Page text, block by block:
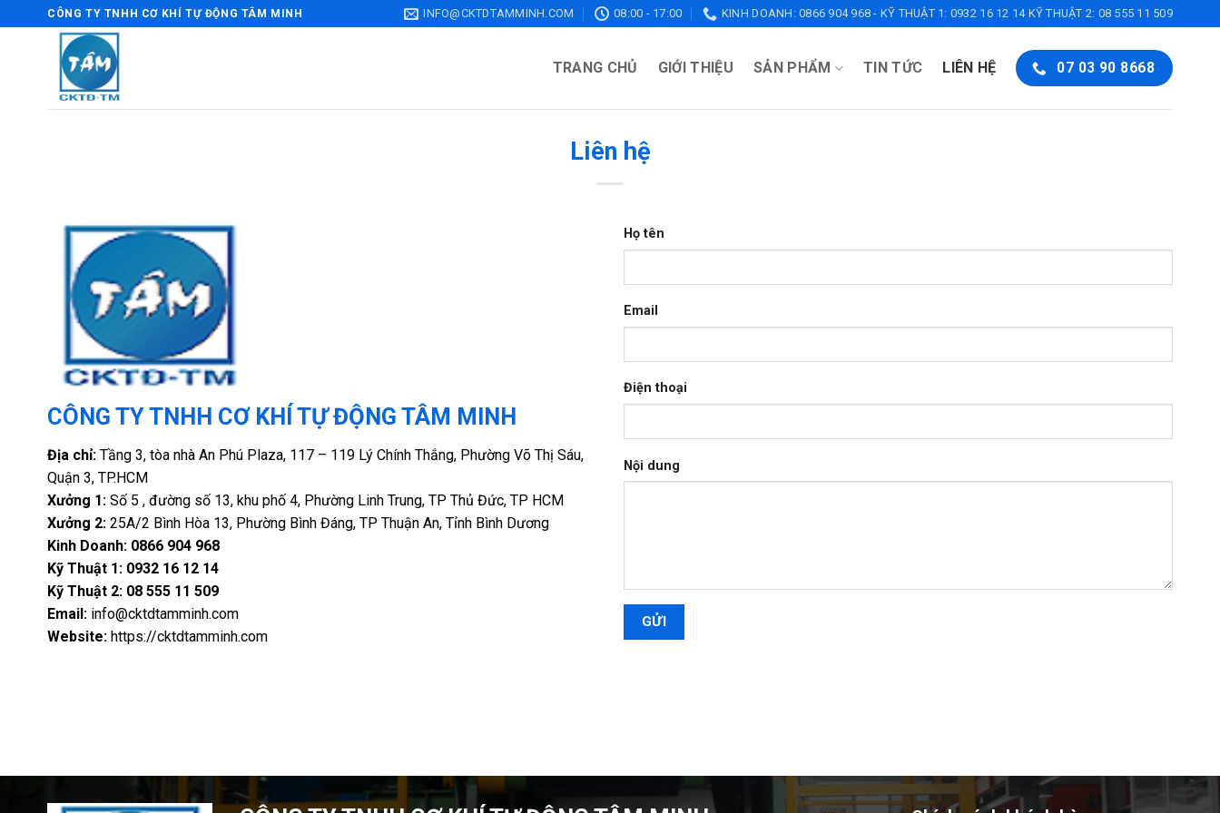
qua
CÔNG TY TNHH CƠ KHÍ TỰ ĐỘNG TÂM MINH INFO@CKTDTAMMINH.COM 08:00 - 17:00 KINH DOANH: 0866 904 968 - KỸ THUẬT 1: 0932 16 12 14 KỸ THUẬT 2: 08 555 11 509
TRANG CHỦ GIỚI THIỆU SẢN PHẨM TIN TỨC LIÊN HỆ 07 03 90 8668
Liên hệ
CÔNG TY TNHH CƠ KHÍ TỰ ĐỘNG TÂM MINH
Địa chỉ: Tầng 3, tòa nhà An Phú Plaza, 117 – 119 Lý Chính Thắng, Phường Võ Thị Sáu,
Quận 3, TP.HCM
Xưởng 1: Số 5 , đường số 13, khu phố 4, Phường Linh Trung, TP Thủ Đức, TP HCM
Xưởng 2: 25A/2 Bình Hòa 13, Phường Bình Đáng, TP Thuận An, Tỉnh Bình Dương
Kinh Doanh: 0866 904 968
Kỹ Thuật 1: 0932 16 12 14
Kỹ Thuật 2: 08 555 11 509
Email: info@cktdtamminh.com
Website: https://cktdtamminh.com
Họ tên
Email
Điện thoại
Nội dung